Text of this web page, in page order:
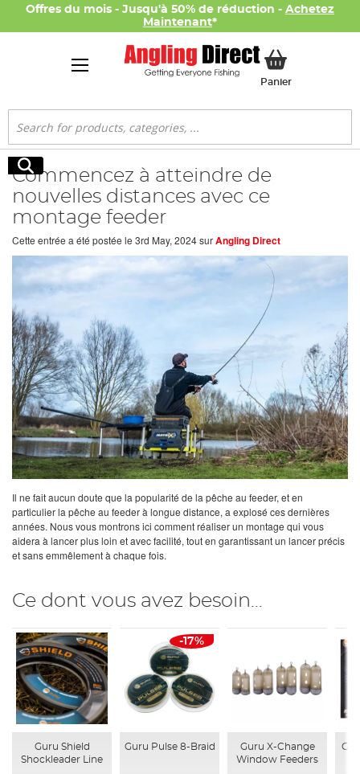
Offres du mois - Jusqu'à 50% de réduction - Achetez
Maintenant*
PanierMon panier
Rechercher
Rechercher
Commencez à atteindre de
nouvelles distances avec ce
montage feeder
Cette entrée a été postée le 3rd May, 2024surAngling Direct
Il ne fait aucun doute que la popularité de la pêche au feeder, et en
particulier la pêche au feeder à longue distance, a explosé ces dernières
années. Nous vous montrons ici comment réaliser un montage qui vous
aidera à lancer plus loin et avec facilité, tout en garantissant un lancer précis
et sans emmêlement à chaque fois.
Ce dont vous avez besoin…
Guru Shield
Shockleader Line
-17%
Guru Pulse 8-Braid
Guru X-Change
Window Feeders